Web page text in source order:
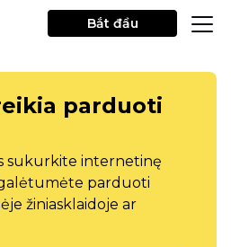
Bắt đầu
parduoti
sukurkite internetinę
parduoti
žiniasklaidoje ar